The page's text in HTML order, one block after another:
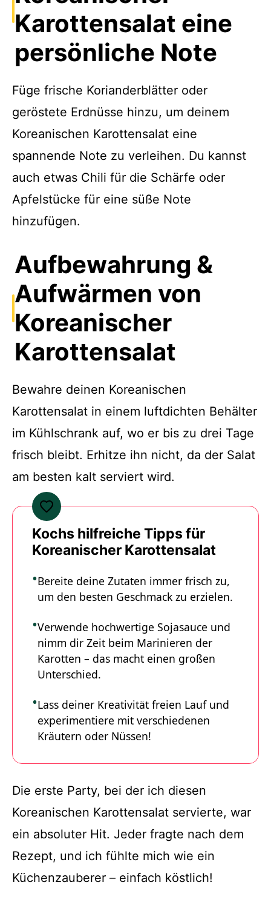
Karottensalat eine
persönliche Note
Füge frische Korianderblätter oder
geröstete Erdnüsse hinzu, um deinem
Koreanischen Karottensalat eine
spannende Note zu verleihen. Du kannst
auch etwas Chili für die Schärfe oder
Apfelstücke für eine süße Note
hinzufügen.
Aufbewahrung &
Aufwärmen von
Koreanischer
Karottensalat
Bewahre deinen Koreanischen
Karottensalat in einem luftdichten Behälter
im Kühlschrank auf, wo er bis zu drei Tage
frisch bleibt. Erhitze ihn nicht, da der Salat
am besten kalt serviert wird.
Kochs hilfreiche Tipps für
Koreanischer Karottensalat
Bereite deine Zutaten immer frisch zu,
um den besten Geschmack zu erzielen.
Verwende hochwertige Sojasauce und
nimm dir Zeit beim Marinieren der
Karotten – das macht einen großen
Unterschied.
Lass deiner Kreativität freien Lauf und
experimentiere mit verschiedenen
Kräutern oder Nüssen!
Die erste Party, bei der ich diesen
Koreanischen Karottensalat servierte, war
ein absoluter Hit. Jeder fragte nach dem
Rezept, und ich fühlte mich wie ein
Küchenzauberer – einfach köstlich!